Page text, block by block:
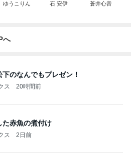
ゆうこりん 石 安伊 蒼井心音
へ
下のなんでもプレゼン！
ス 20時間前
た赤魚の煮付け
ス 2日前